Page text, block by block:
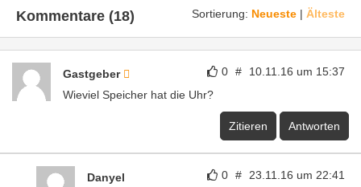
Sortierung: Neueste | Älteste
Kommentare (18)
0 # 10.11.16 um 15:37
Gastgeber
Wieviel Speicher hat die Uhr?
Zitieren Antworten
0 # 23.11.16 um 22:41
Danyel